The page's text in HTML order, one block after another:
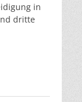
in
dritte